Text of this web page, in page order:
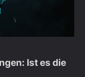
Ist es die